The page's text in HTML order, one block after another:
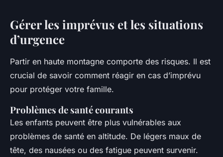
Gérer les imprévus et les situations
d’urgence
Partir en haute montagne comporte des risques. Il est
crucial de savoir comment réagir en cas d’imprévu
pour protéger votre famille.
Problèmes de santé courants
Les enfants peuvent être plus vulnérables aux
problèmes de santé en altitude. De légers maux de
tête, des nausées ou des fatigue peuvent survenir.